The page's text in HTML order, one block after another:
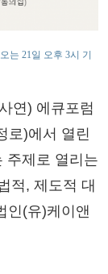
는 21일 오후 3시 기
연) 에큐포럼
로)에서 열린
주제로 열리는
적, 제도적 대
인(유)케이앤